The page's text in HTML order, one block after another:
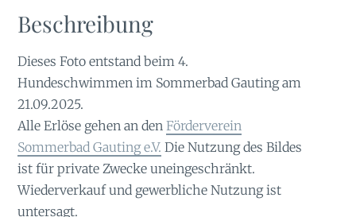
Beschreibung
Dieses Foto entstand beim 4.
Hundeschwimmen im Sommerbad Gauting am
21.09.2025.
Alle Erlöse gehen an denFörderverein
Sommerbad Gauting e.V. Die Nutzung des Bildes
ist für private Zwecke uneingeschränkt.
Wiederverkauf und gewerbliche Nutzung ist
untersagt.